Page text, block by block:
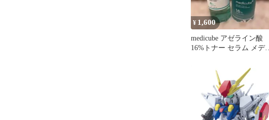
¥ 1,600
medicube アゼライン酸
16%トナー セラム メディ